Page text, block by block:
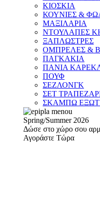
ΚΙΟΣΚΙΑ
ΚΟΥΝΙΕΣ &
ΜΑΞΙΛΑΡΙΑ
ΝΤΟΥΛΑΠΕΣ
ΞΑΠΛΩΣΤΡΕΣ
ΟΜΠΡΕΛΕΣ &
ΠΑΓΚΑΚΙΑ
ΠΑΝΙΑ
ΠΟΥΦ
ΣΕΖΛΟΝΓΚ
ΣΕΤ
ΣΚΑΜΠΩ
Spring/Summer 2026
Δώσε στο χώρο σου
Αγοράστε Τώρα